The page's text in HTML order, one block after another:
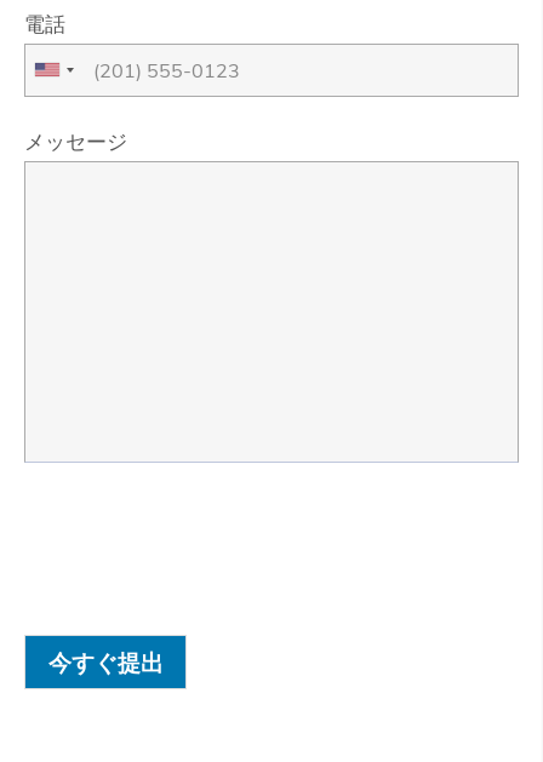
電話
メッセージ
今すぐ提出